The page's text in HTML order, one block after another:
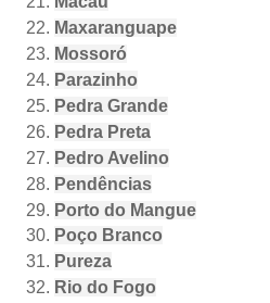
Maxaranguape
Mossoró
Parazinho
Pedra Grande
Pedra Preta
Pedro Avelino
Pendências
Porto do Mangue
Poço Branco
Pureza
Rio do Fogo